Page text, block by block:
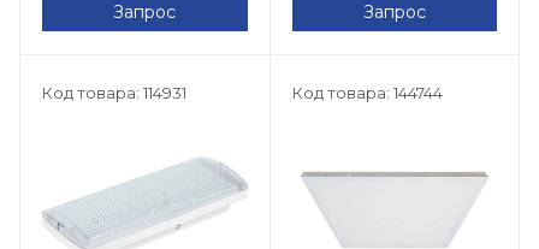
Запрос Запрос
Код товара: 114931 Код товара: 144744